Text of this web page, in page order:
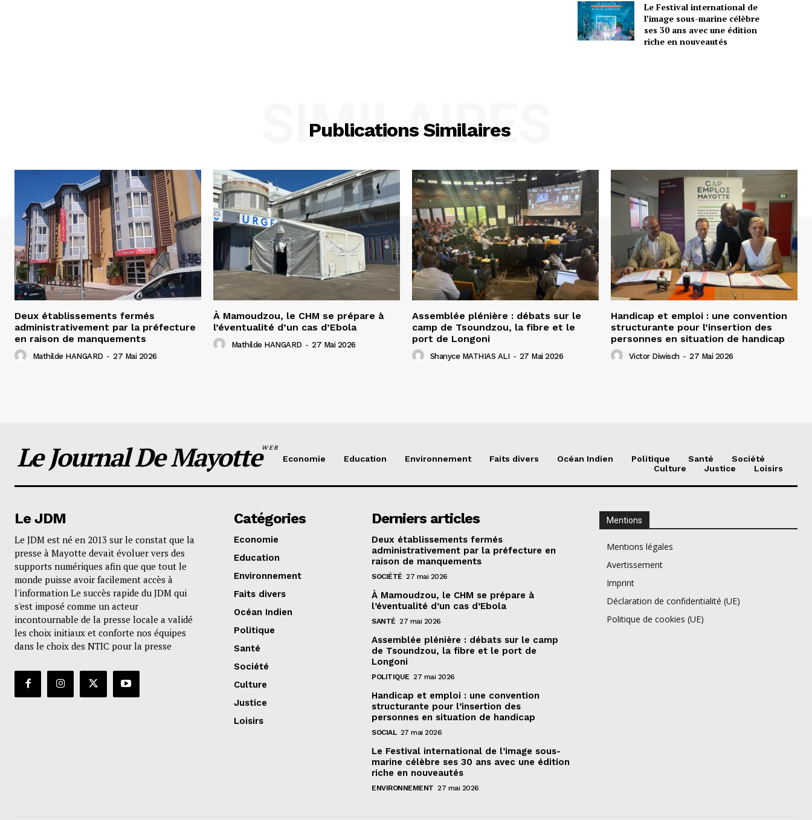
Le Festival international de
l’image sous-marine célèbre
ses 30 ans avec une édition
riche en nouveautés
Publications Similaires
SIMILAIRES
Deux établissements fermés
administrativement par la préfecture
en raison de manquements
Mathilde HANGARD - 27 Mai 2026
À Mamoudzou, le CHM se prépare à
l’éventualité d’un cas d’Ebola
Mathilde HANGARD - 27 Mai 2026
Assemblée plénière : débats sur le
camp de Tsoundzou, la fibre et le
port de Longoni
Shanyce MATHIAS ALI - 27 Mai 2026
Handicap et emploi : une convention
structurante pour l’insertion des
personnes en situation de handicap
Victor Diwisch - 27 Mai 2026
Le Journal De MayotteWEB
Economie Education Environnement Faits divers Océan Indien Politique Santé
Société
Culture
Justice Loisirs
Le JDM
Le JDM est né en 2013 sur le constat que la
presse à Mayotte devait évoluer vers des
supports numériques afin que que tout le
monde puisse avoir facilement accès à
l'information Le succès rapide du JDM qui
s'est imposé comme un acteur
incontournable de la presse locale a validé
les choix initiaux et conforte nos équipes
dans le choix des NTIC pour la presse
Catégories
Economie
Education
Environnement
Faits divers
Océan Indien
Politique
Santé
Société
Culture
Justice
Loisirs
Derniers articles
Deux établissements fermés
administrativement par la préfecture en
raison de manquements
SOCIÉTÉ 27 mai 2026
À Mamoudzou, le CHM se prépare à
l’éventualité d’un cas d’Ebola
SANTÉ 27 mai 2026
Assemblée plénière : débats sur le camp
de Tsoundzou, la fibre et le port de
Longoni
POLITIQUE 27 mai 2026
Handicap et emploi : une convention
structurante pour l’insertion des
personnes en situation de handicap
SOCIAL 27 mai 2026
Le Festival international de l’image sous-
marine célèbre ses 30 ans avec une édition
riche en nouveautés
ENVIRONNEMENT 27 mai 2026
Mentions
Mentions légales
Avertissement
Imprint
Déclaration de confidentialité (UE)
Politique de cookies (UE)